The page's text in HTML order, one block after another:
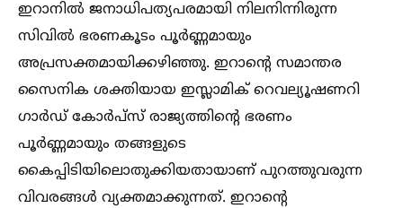
ഇറാനില്‍ ജനാധിപത്യപരമായി നിലനിന്നിരുന്ന
സിവില്‍ ഭരണകൂടം പൂര്‍ണ്ണമായും
അപ്രസക്തമായിക്കഴിഞ്ഞു. ഇറാന്റെ സമാന്തര
സൈനിക ശക്തിയായ ഇസ്ലാമിക് റെവല്യൂഷണറി
ഗാര്‍ഡ് കോര്‍പ്സ് രാജ്യത്തിന്റെ ഭരണം
പൂര്‍ണ്ണമായും തങ്ങളുടെ
കൈപ്പിടിയിലൊതുക്കിയതായാണ് പുറത്തുവരുന്ന
വിവരങ്ങള്‍ വ്യക്തമാക്കുന്നത്. ഇറാന്റെ